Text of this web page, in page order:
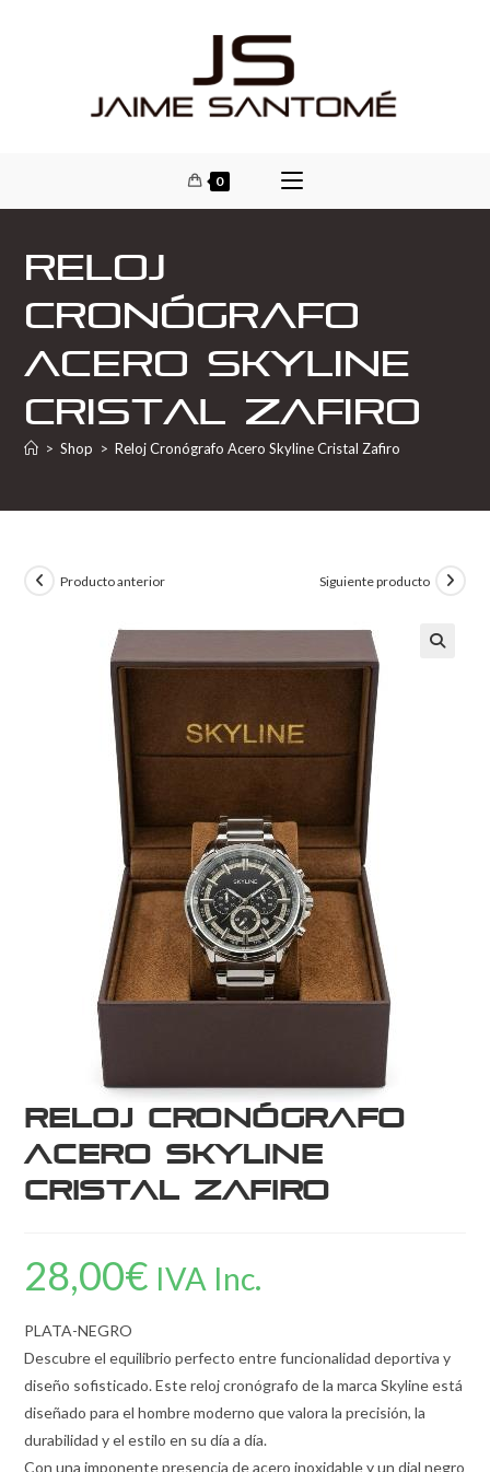
0
Reloj
Cronógrafo
Acero Skyline
Cristal Zafiro
> Shop > Reloj Cronógrafo Acero Skyline Cristal Zafiro
Producto anterior Siguiente producto
Reloj Cronógrafo
Acero Skyline
Cristal Zafiro
28,00€ IVA Inc.
PLATA-NEGRO
Descubre el equilibrio perfecto entre funcionalidad deportiva y
diseño sofisticado. Este reloj cronógrafo de la marca Skyline está
diseñado para el hombre moderno que valora la precisión, la
durabilidad y el estilo en su día a día.
Con una imponente presencia de acero inoxidable y un dial negro